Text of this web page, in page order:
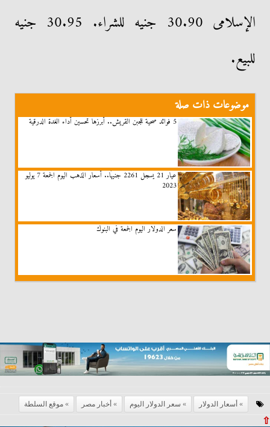
الإسلامى 30.90 جنيه للشراء. 30.95 جنيه
للبيع.
موضوعات ذات صلة
5 فوائد صحية للجبن القريش.. أبرزها تحسين أداء الغدة الدرقية
عيار 21 يسجل 2261 جنيهًا.. أسعار الذهب اليوم الجمعة 7 يوليو
2023
سعر الدولار اليوم الجمعة في البنوك
أسعار الدولار سعر الدولار اليوم أخبار مصر موقع السلطة
⇧